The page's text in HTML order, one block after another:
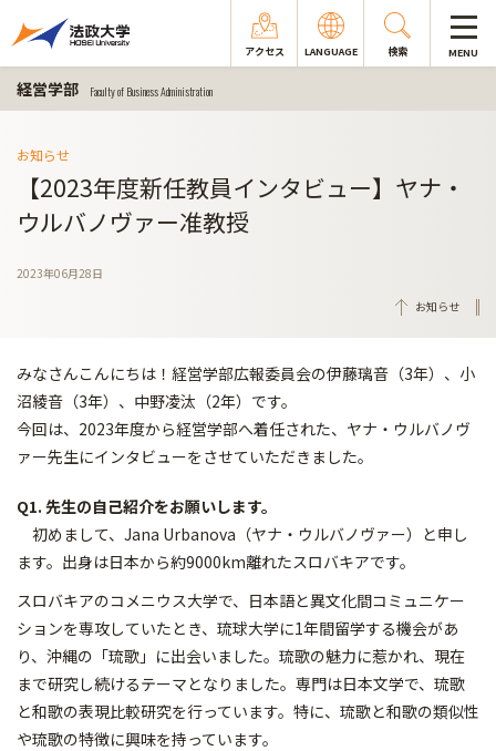
アクセス LANGUAGE 検索 MENU
経営学部 Faculty of Business Administration
お知らせ
【2023年度新任教員インタビュー】ヤナ・
ウルバノヴァー准教授
2023年06月28日
お知らせ
みなさんこんにちは！経営学部広報委員会の伊藤璃音（3年）、小
沼綾音（3年）、中野凌汰（2年）です。
今回は、2023年度から経営学部へ着任された、ヤナ・ウルバノヴ
ァー先生にインタビューをさせていただきました。
Q1. 先生の自己紹介をお願いします。
初めまして、Jana Urbanova（ヤナ・ウルバノヴァー）と申し
ます。出身は日本から約9000km離れたスロバキアです。
スロバキアのコメニウス大学で、日本語と異文化間コミュニケー
ションを専攻していたとき、琉球大学に1年間留学する機会があ
り、沖縄の「琉歌」に出会いました。琉歌の魅力に惹かれ、現在
まで研究し続けるテーマとなりました。専門は日本文学で、琉歌
と和歌の表現比較研究を行っています。特に、琉歌と和歌の類似性
や琉歌の特徴に興味を持っています。